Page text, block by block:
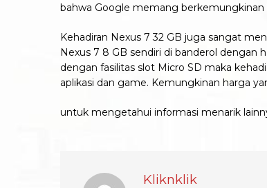
bahwa Google memang berkemungkinan
Kehadiran Nexus 7 32 GB juga sangat
Nexus 7 8 GB sendiri di banderol dengan
dengan fasilitas slot Micro SD maka
aplikasi dan game. Kemungkinan harga
untuk mengetahui informasi menarik
Kliknklik